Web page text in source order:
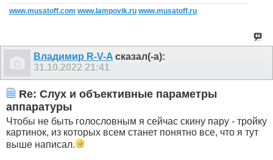
www.musatoff.com www.lampovik.ru www.musatoff.ru
Владимир R-V-A сказал(-а):
31.10.2022 21:41
Re: Слух и объективные параметры
аппаратуры
Чтобы не быть голословным я сейчас скину пару - тройку
картинок, из которых всем станет понятно все, что я тут
выше написал.